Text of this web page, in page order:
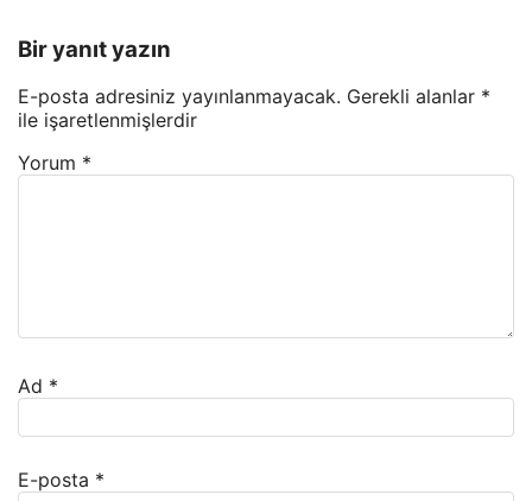
Bir yanıt yazın
E-posta adresiniz yayınlanmayacak. Gerekli alanlar *
ile işaretlenmişlerdir
Yorum *
Ad *
E-posta *